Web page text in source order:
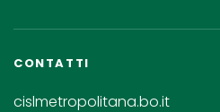
CONTATTI
cislmetropolitana.bo.it